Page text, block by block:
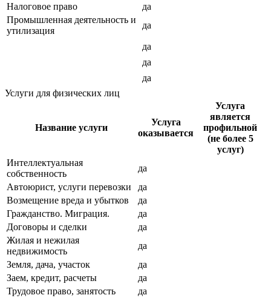
Налоговое право
да
Промышленная деятельность и
утилизация
да
да
да
да
Услуги для физических лиц
Название услуги
Услуга
оказывается
Услуга
является
профильной
(не более 5
услуг)
Интеллектуальная
собственность
да
Автоюрист, услуги перевозки
да
Возмещение вреда и убытков
да
Гражданство. Миграция.
да
Договоры и сделки
да
Жилая и нежилая
недвижимость
да
Земля, дача, участок
да
Заем, кредит, расчеты
да
Трудовое право, занятость
да